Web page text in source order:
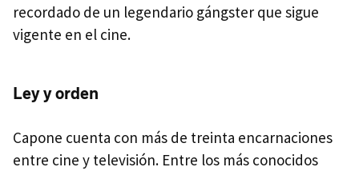
recordado de un legendario gángster que sigue
vigente en el cine.
Ley y orden
Capone cuenta con más de treinta encarnaciones
entre cine y televisión. Entre los más conocidos